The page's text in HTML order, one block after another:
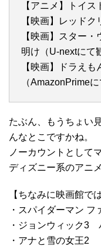
【アニメ】トイス
【映画】レッドク
【映画】スター
明け（U-nextにて
【映画】ドラえ
（AmazonPrimeに
たぶん、もうちょい
んなとこですかね。
ノーカウントとして
ディズニー系のアニ
【ちなみに映画館で
・スパイダーマン フ
・ジョンウィック3
・アナと雪の女王2